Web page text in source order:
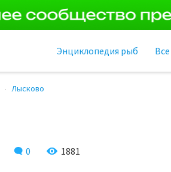
Энциклопедия рыб
Лысково
0 1881